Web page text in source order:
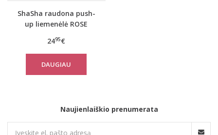
ShaSha raudona push-
up liemenėlė ROSE
2495€
DAUGIAU
Naujienlaiškio prenumerata